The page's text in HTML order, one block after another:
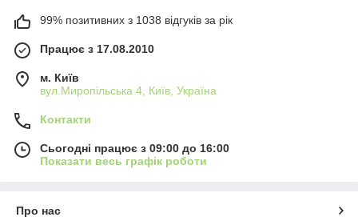
99% позитивних з 1038 відгуків за рік
Працює з 17.08.2010
м. Київ
вул.Миропільська 4, Київ, Україна
Контакти
Сьогодні працює з 09:00 до 16:00
Показати весь графік роботи
Про нас